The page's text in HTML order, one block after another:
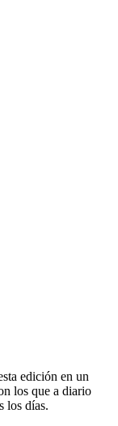
edición en un
los que a diario
los días.